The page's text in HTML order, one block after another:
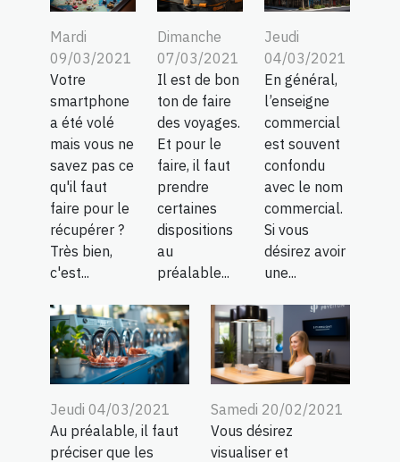
Mardi
09/03/2021
Votre
smartphone
a été volé
mais vous ne
savez pas ce
qu'il faut
faire pour le
récupérer ?
Très bien,
c'est...
Dimanche
07/03/2021
Il est de bon
ton de faire
des voyages.
Et pour le
faire, il faut
prendre
certaines
dispositions
au
préalable...
Jeudi
04/03/2021
En général,
l’enseigne
commercial
est souvent
confondu
avec le nom
commercial.
Si vous
désirez avoir
une...
Jeudi 04/03/2021
Au préalable, il faut
préciser que les
Samedi 20/02/2021
Vous désirez
visualiser et